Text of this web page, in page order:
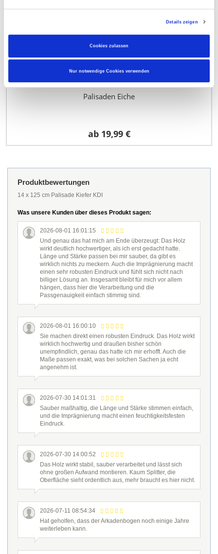
Details zeigen
Cookies zulassen
Nur notwendige Cookies verwenden
Palisaden Eiche
ab 19,99 €
Produktbewertungen
14 x 125 cm Palisade Kiefer KDI
Was unsere Kunden über dieses Produkt sagen:
2026-08-01 16:01:15
Und genau das hat mich am Ende überzeugt: Das Holz
wirkt deutlich hochwertiger, als ich erst gedacht hatte.
Länge und Stärke passen bei mir sauber, da gibt es
wirklich nichts zu meckern. Auch die Imprägnierung macht
einen sehr robusten Eindruck und fühlt sich nicht nach
billiger Lösung an. Insgesamt bleibt für mich vor allem
hängen, dass hier die Verarbeitung und die
Passgenauigkeit einfach stimmig sind.
2026-08-01 16:00:10
Sie machen direkt einen robusten Eindruck. Das Holz wirkt
wirklich hochwertig und draußen bisher schön
unempfindlich, genau das hatte ich mir erhofft. Auch die
Maße passen exakt, was bei solchen Sachen ja echt
angenehm ist.
2026-07-30 14:01:31
Sauber maßhaltig, die Länge und Stärke stimmen einfach,
und die Imprägnierung macht einen feuchtigkeitsfesten
Eindruck.
2026-07-30 14:00:52
Das Holz wirkt stabil, sauber verarbeitet und lässt sich
ohne großen Aufwand montieren. Kaum Splitter, die
Oberfläche sieht ordentlich aus, mehr braucht es hier nicht.
2026-07-11 08:54:34
Hat geholfen, dass der Arkadenbogen noch einige Jahre
weiterleben kann.